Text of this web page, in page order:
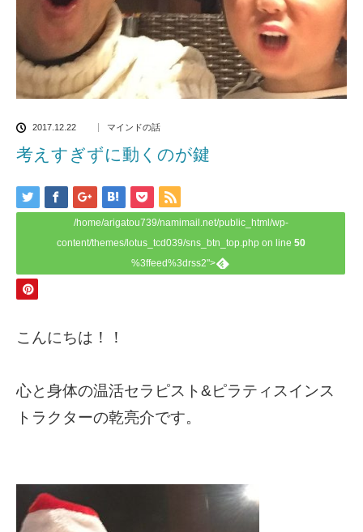
2017.12.22 マインドの話
考えすぎずに動くのが鍵
/home/arigatou739/namimail.net/public_html/wp-
content/themes/lotus_tcd039/sns_btn_top.php on line 50
%3ffeed%3drss2">
こんにちは！！
心と身体の温活セラピスト&ピラティスインス
トラクターの乾亮介です。